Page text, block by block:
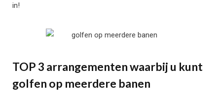
in!
TOP 3 arrangementen waarbij u kunt
golfen op meerdere banen